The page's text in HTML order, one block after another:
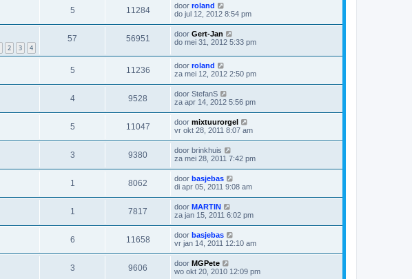
5 11284 door roland
do jul 12, 2012 8:54 pm
2 3 4
57 56951 door Gert-Jan
do mei 31, 2012 5:33 pm
5 11236 door roland
za mei 12, 2012 2:50 pm
4 9528 door StefanS
za apr 14, 2012 5:56 pm
5 11047 door mixtuurorgel
vr okt 28, 2011 8:07 am
3 9380 door brinkhuis
za mei 28, 2011 7:42 pm
1 8062 door basjebas
di apr 05, 2011 9:08 am
1 7817 door MARTIN
za jan 15, 2011 6:02 pm
6 11658 door basjebas
vr jan 14, 2011 12:10 am
3 9606 door MGPete
wo okt 20, 2010 12:09 pm